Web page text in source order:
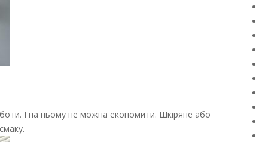
І на ньому не можна економити. Шкіряне або